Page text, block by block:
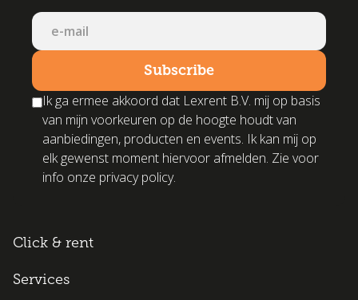
Ik ga ermee akkoord dat Lexrent B.V. mij op basis
van mijn voorkeuren op de hoogte houdt van
aanbiedingen, producten en events. Ik kan mij op
elk gewenst moment hiervoor afmelden. Zie voor
info onze privacy policy.
Click & rent
Services